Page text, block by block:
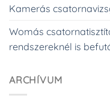
Kamerás
Womás
rendszereknél is
ARCHÍVUM